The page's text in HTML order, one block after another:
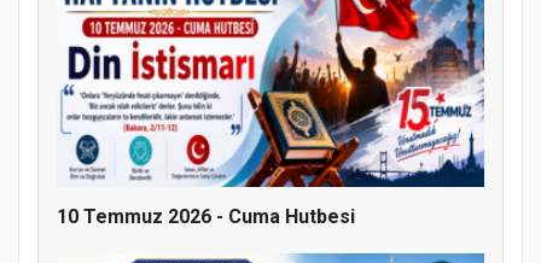
10 Temmuz 2026 - Cuma Hutbesi